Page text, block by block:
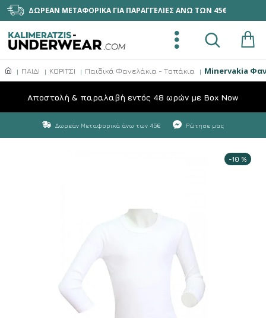
ΔΩΡΕΑΝ ΜΕΤΑΦΟΡΙΚΑ ΓΙΑ ΠΑΡΑΓΓΕΛΙΕΣ ΑΝΩ ΤΩΝ 45€
ΠΑΙΔΙ ΚΟΡΙΤΣΙ Παιδικά Φανελάκια - Τοπάκια Minervakia
Aποστολή & παραλαβή εντός 48 ωρών με Box Now
Δωρεάν Μεταφορικά άνω των 45€ Ρώτησε μας
-10 %